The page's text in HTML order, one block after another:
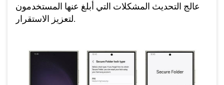
عالج التحديث المشكلات التي أبلغ عنها المستخدمون
لتعزيز الاستقرار.